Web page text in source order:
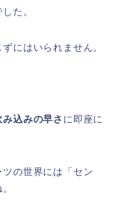
た。
にはいられません。
み込みの早さ に即座に
の世界には「セン